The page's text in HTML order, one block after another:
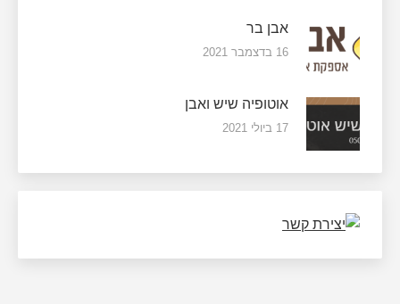
אבן בר
16 בדצמבר 2021
אוטופיה שיש ואבן
17 ביולי 2021